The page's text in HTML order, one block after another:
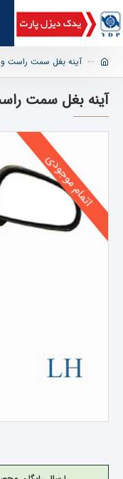
آینه بغل سمت راست و
آینه بغل سمت
اتمام موجودی